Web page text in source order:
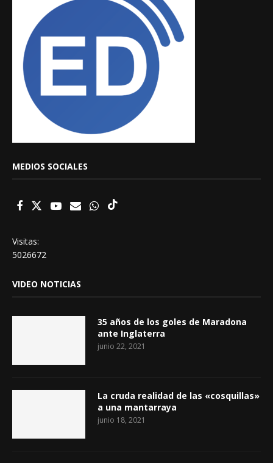
MEDIOS SOCIALES
Visitas:
5026672
VIDEO NOTICIAS
35 años de los goles de Maradona
ante Inglaterra
junio 22, 2021
La cruda realidad de las «cosquillas»
a una mantarraya
junio 18, 2021